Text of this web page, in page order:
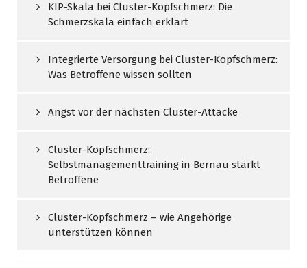
KIP-Skala bei Cluster-Kopfschmerz: Die
Schmerzskala einfach erklärt
Integrierte Versorgung bei Cluster-Kopfschmerz:
Was Betroffene wissen sollten
Angst vor der nächsten Cluster-Attacke
Cluster-Kopfschmerz:
Selbstmanagementtraining in Bernau stärkt
Betroffene
Cluster-Kopfschmerz – wie Angehörige
unterstützen können